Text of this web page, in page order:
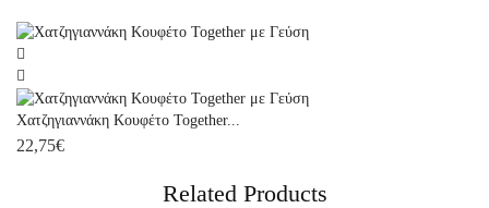
Χατζηγιαννάκη Κουφέτο Together...
22,75€
Related Products